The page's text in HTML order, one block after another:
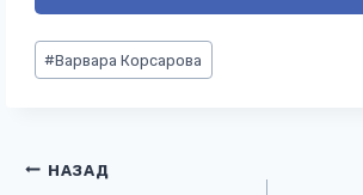
Метки
записи:
#Варвара Корсарова
Навигация
НАЗАД